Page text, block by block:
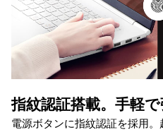
指紋認証搭載。手軽
電源ボタンに指紋認証を採用